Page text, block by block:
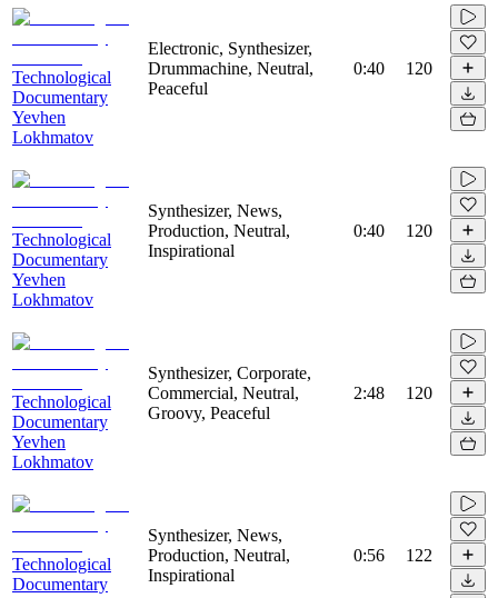
Technological
Documentary
Yevhen
Lokhmatov
Electronic, Synthesizer,
Drummachine, Neutral,
Peaceful
0:40 120
Technological
Documentary
Yevhen
Lokhmatov
Synthesizer, News,
Production, Neutral,
Inspirational
0:40 120
Technological
Documentary
Yevhen
Lokhmatov
Synthesizer, Corporate,
Commercial, Neutral,
Groovy, Peaceful
2:48 120
Technological
Documentary
Synthesizer, News,
Production, Neutral,
Inspirational
0:56 122